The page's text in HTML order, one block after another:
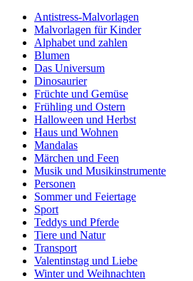
Antistress-Malvorlagen
Malvorlagen für Kinder
Alphabet und zahlen
Blumen
Das Universum
Dinosaurier
Früchte und Gemüse
Frühling und Ostern
Halloween und Herbst
Haus und Wohnen
Mandalas
Märchen und Feen
Musik und Musikinstrumente
Personen
Sommer und Feiertage
Sport
Teddys und Pferde
Tiere und Natur
Transport
Valentinstag und Liebe
Winter und Weihnachten